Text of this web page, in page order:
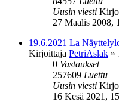
Uusin viesti
27 Maalis 2008,
19.6.2021 La
Kirjoittaja PetriAslak »
0 Vastaukset
257609 Luettu
Uusin viesti
16 Kesä 2021,